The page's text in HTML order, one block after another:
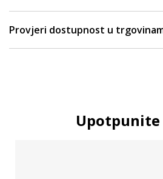
Provjeri dostupnost u